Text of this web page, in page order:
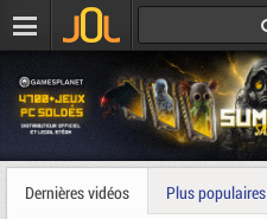
Dernières vidéos Plus populaires